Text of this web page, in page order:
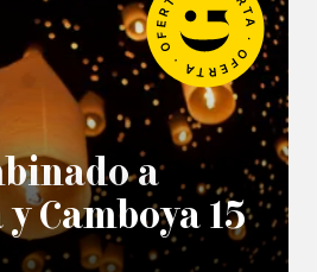
a
Camboya 15